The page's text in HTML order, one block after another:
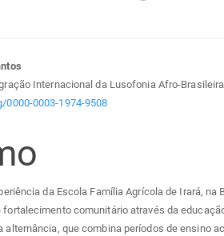
Internacional da Lusofonia Afro-Brasileira
0000-0003-1974-9508
da Escola Família Agrícola de Irará, na
fortalecimento comunitário através da
alternância, que combina períodos de ensino